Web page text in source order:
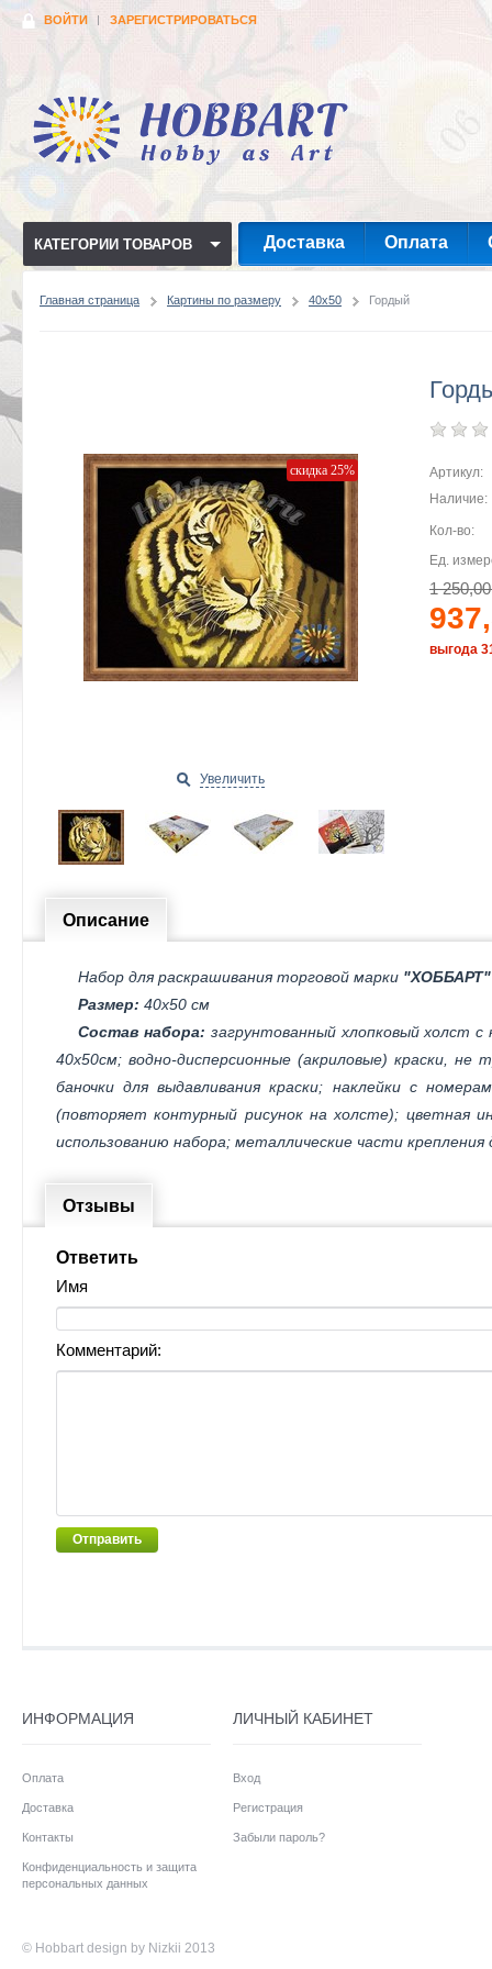
ВОЙТИ ЗАРЕГИСТРИРОВАТЬСЯ
КАТЕГОРИИ ТОВАРОВ Доставка Оплата
Главная страница Картины по размеру 40x50 Гордый
скидка 25%
Увеличить
Артикул:
Наличие:
Кол-во:
Ед.
1
выгода
Описание
Набор для раскрашивания торговой марки "ХОББАРТ"
Размер: 40х50 см
Состав набора: загрунтованный хлопковый холст
40х50см; водно-дисперсионные (акриловые) краски,
баночки для выдавливания краски; наклейки с
(повторяет контурный рисунок на холсте); цветная
использованию набора; металлические части
Отзывы
Ответить
Имя
Комментарий:
Отправить
ИНФОРМАЦИЯ
Оплата
Доставка
Контакты
Конфиденциальность и защита
персональных данных
ЛИЧНЫЙ КАБИНЕТ
Вход
Регистрация
Забыли пароль?
© Hobbart design by Nizkii 2013